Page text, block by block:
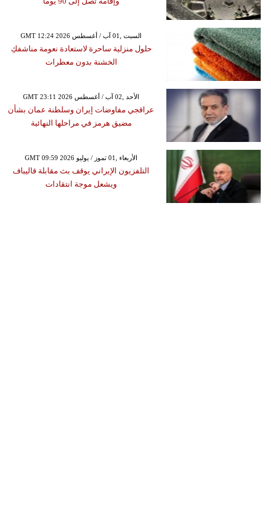
GMT 12:24 2026 السبت ,01 آب / أغسطس
حلول منزلية ساحرة لاستعادة نعومة مناشفكِ
الخشنة بدون معطرات
GMT 23:11 2026 الأحد ,02 آب / أغسطس
عراقجي مفاوضات إيران وسلطنة عمان بشأن
مضيق هرمز في مراحلها النهائية
GMT 09:59 2026 الأربعاء ,01 تموز / يوليو
التلفزيون الإيراني يوقف بث مقابلة قاليباف
ويشعل موجة انتقادات